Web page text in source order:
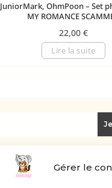
Gérer le
JuniorMark, OhmPoon – Set
MY ROMANCE
22,00 €
Lire la suite
Carte cadeau